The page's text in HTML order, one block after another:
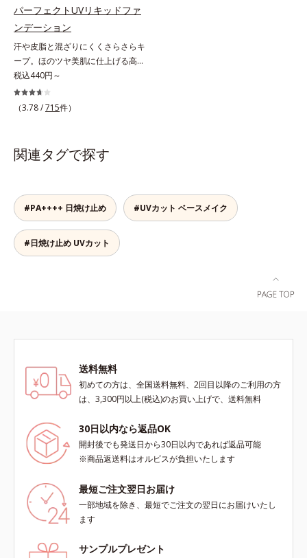
をうるおして保護すること*3 オル
ビス内最高の紫外線カットレベル*4
紫外線に瞬時に反応して、膜が厚く
なり始めることおよび表面に新たな
膜ができ始めることで膜が強くくず
れにくくなり、密閉することで保湿
成分を浸透促進すること（角層ま
で）*5 保湿成分*6 角層まで＜使用
洗顔料 ⇒ 化粧水 ⇒ 保湿液 ⇒オル
ビス リンクルブライトUVプロテク
ージをご覧ください。・BEAUTY夏
祭りは、こちら
板状粉体が光を反射して、すっぴん
出します。また、皮脂を吸着する
「あぶらとりパウダー(*3)」を配合
し、くずれ＆テカリを防いでサラサ
ラ肌が長時間続きます。パウダータ
イプながら、SPF50+・PA++++。パ
ウダーならではの軽いつけごこち
ォータープルーフ(*4)だから、レジ
ャーにも大活躍してくれます。*1
合＝セミマット肌を叶える球状と板
状の粉体*2 シリカ6種類、セルロー
ス*3 シリカ配合＝皮脂を吸着する
粉体*4 化粧持ち性能
たい部分に、塗布後すぐに少量ずつ
ムラなくのばします。顔にもご使用
いただけますが、より美しい仕上が
とすときには洗浄料やボディ用洗浄
料を使って、ていねいに洗い流して
ープルーフ効果として*2 サッカロ
カニナバラ果実エキス配合＝保湿成
分*6 加水分解コラーゲン配合＝保
パーフェクトUVリキッドファ
ンデーション
汗や皮脂と混ざりにくくさらさらキ
ープ。ほのツヤ美肌に仕上げる高
SPFファンデ。SPF50・PA++++で紫
外線を強力カットしながら、さらさ
ら美肌が10時間(*)続くリキッドフ
で、時間が経ってもくすみにくく、
くずれにくく、軽やかにピタッとフ
の粉体を採用したことで、より多く
均一に光を拡散することを実現。毛
穴やシミの目立ちにくい“ほのツヤ
美肌”に仕上げます。ウォータープ
税込440円～
（3.78 /715件）
関連タグで探す
#PA++++ 日焼け止め #UVカット ベースメイク
#日焼け止め UVカット
送料無料
初めての方は、全国送料無料、2回目以降のご利用の方
は、3,300円以上(税込)のお買い上げで、送料無料
30日以内なら返品OK
開封後でも発送日から30日以内であれば返品可能
※商品返送料はオルビスが負担いたします
最短ご注文翌日お届け
一部地域を除き、最短でご注文の翌日にお届けいたし
ます
サンプルプレゼント